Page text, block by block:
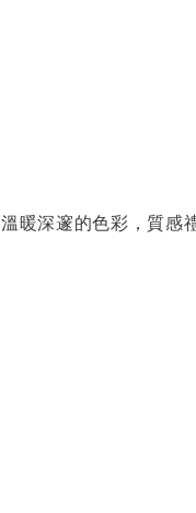
溫暖深邃的色彩，質感